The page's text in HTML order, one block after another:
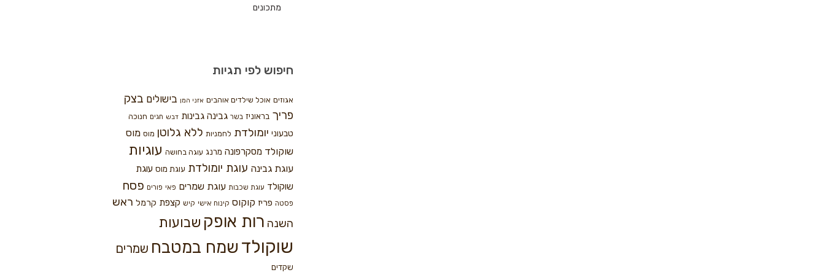
מתכונים
חיפוש לפי תגיות
אגוזים אוכל שילדים אוהבים אזני המן בישולים בצק
פריך בראוניז בשר גבינה גבינות דבש חגים חנוכה
טבעוני יומולדת לחמניות ללא גלוטן מוס מוס
שוקולד מסקרפונה מרנג עוגה בחושה עוגיות
עוגת גבינה עוגת יומולדת עוגת מוס עוגת
שוקולד עוגת שכבות עוגת שמרים פאי פורים פסח
פסטה פריז קוקוס קינוח אישי קיש קצפת קרמל ראש
השנה רות אופק שבועות
שוקולד שמח במטבח שמרים
שקדים